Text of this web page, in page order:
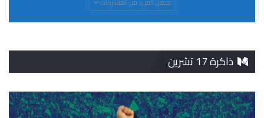
تحميل المزيد من المشاركات
ذاكرة 17 تشرين